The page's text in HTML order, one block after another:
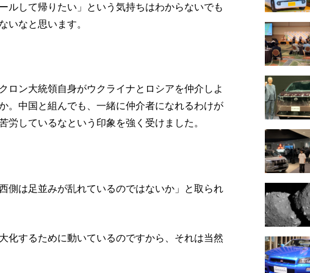
ルして帰りたい」という気持ちはわからないでも
いなと思います。
ロン大統領自身がウクライナとロシアを仲介しよ
。中国と組んでも、一緒に仲介者になれるわけが
しているなという印象を強く受けました。
側は足並みが乱れているのではないか」と取られ
化するために動いているのですから、それは当然